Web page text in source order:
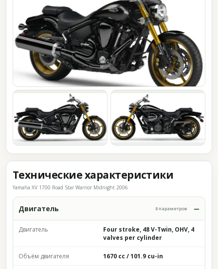
Технические характеристики
Yamaha XV 1700 Road Star Warrior Midnight 2006
Двигатель 8 параметров
Двигатель
Four stroke, 48 V-Twin, OHV, 4
valves per cylinder
Объём двигателя 1670 cc / 101.9 cu-in